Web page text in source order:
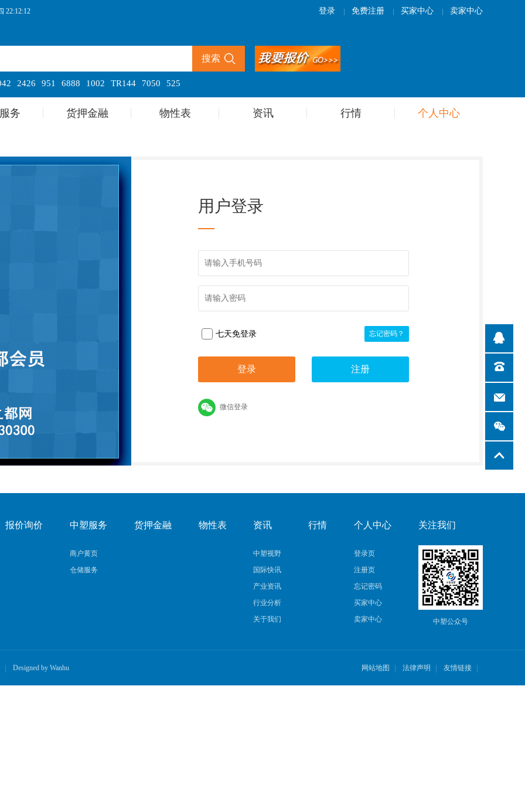
22:12:12 登录 免费注册 买家中心 卖家中心
搜索
2426 951 6888 1002 TR144 7050 525
务 货押金融 物性表 资讯 行情 个人中心
用户登录
七天免登录 忘记密码？
微信登录
报价询价 中塑服务
商户黄页
仓储服务
货押金融 物性表 资讯
中塑视野
国际快讯
产业资讯
行业分析
关于我们
行情 个人中心
登录页
注册页
忘记密码
买家中心
卖家中心
关注我们
中塑公众号
网站地图 法律声明 友情链接
Designed by Wanhu